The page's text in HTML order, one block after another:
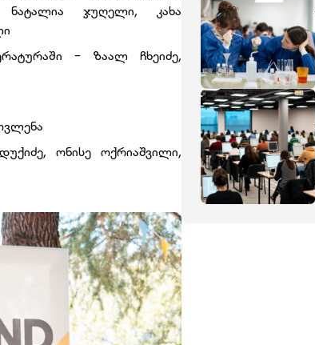
ჯუღელი, კახა
- ზაალ ჩხეიძე,
ონისე ოქრიაშვილი,